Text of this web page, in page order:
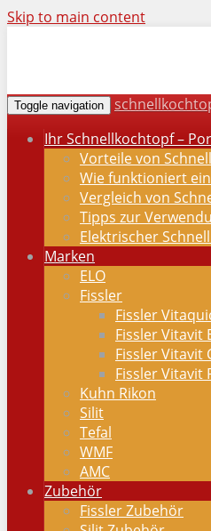
Skip to main content
Toggle navigation
Ihr Schnellkochtopf –
Vorteile von
Wie funktioniert
Vergleich von
Tipps zur
Elektrischer
Marken
ELO
Fissler
Fissler
Fissler Vitavit
Fissler Vitavit
Fissler Vitavit
Kuhn Rikon
Silit
Tefal
WMF
AMC
Zubehör
Fissler Zubehör